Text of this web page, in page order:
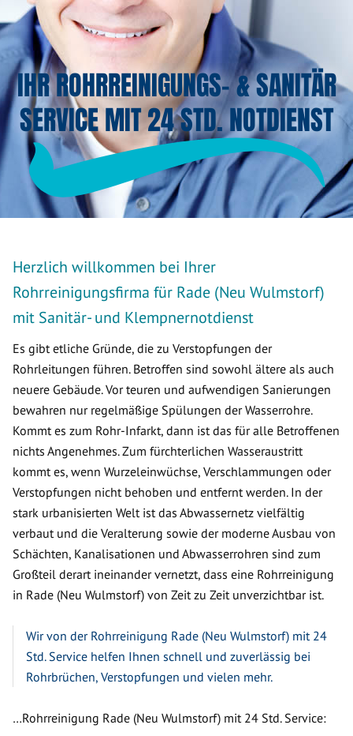
IHR ROHRREINIGUNGS- & SANITÄR
SERVICE MIT 24 STD. NOTDIENST
Herzlich willkommen bei Ihrer
Rohrreinigungsfirma für Rade (Neu Wulmstorf)
mit Sanitär- und Klempnernotdienst
Es gibt etliche Gründe, die zu Verstopfungen der
Rohrleitungen führen. Betroffen sind sowohl ältere als auch
neuere Gebäude. Vor teuren und aufwendigen Sanierungen
bewahren nur regelmäßige Spülungen der Wasserrohre.
Kommt es zum Rohr-Infarkt, dann ist das für alle Betroffenen
nichts Angenehmes. Zum fürchterlichen Wasseraustritt
kommt es, wenn Wurzeleinwüchse, Verschlammungen oder
Verstopfungen nicht behoben und entfernt werden. In der
stark urbanisierten Welt ist das Abwassernetz vielfältig
verbaut und die Veralterung sowie der moderne Ausbau von
Schächten, Kanalisationen und Abwasserrohren sind zum
Großteil derart ineinander vernetzt, dass eine Rohrreinigung
in Rade (Neu Wulmstorf) von Zeit zu Zeit unverzichtbar ist.
Wir von der Rohrreinigung Rade (Neu Wulmstorf) mit 24
Std. Service helfen Ihnen schnell und zuverlässig bei
Rohrbrüchen, Verstopfungen und vielen mehr.
…Rohrreinigung Rade (Neu Wulmstorf) mit 24 Std. Service: